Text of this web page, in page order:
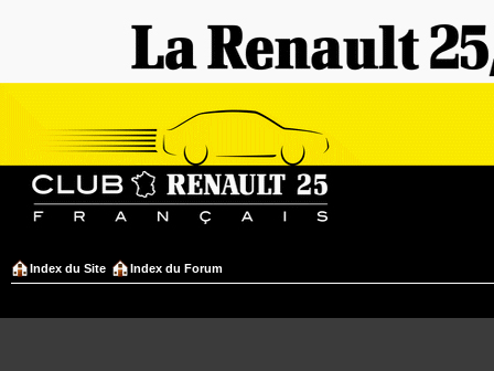
Index du Site Index du Forum